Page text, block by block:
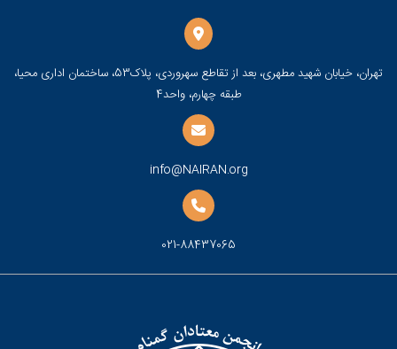
تهران، خیابان شهید مطهری، بعد از تقاطع سهروردی، پلاک53، ساختمان اداری محیا،
طبقه چهارم، واحد4
info@NAIRAN.org
021-88437065